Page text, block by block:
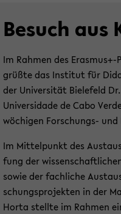
Be­such aus
Im Rah­men des
grüß­te das In­sti­tut für
der Uni­ver­si­tät Bie­le­feld
Uni­ver­sida­de de Cabo
wö­chi­gen Forschungs-​
Im Mit­tel­punkt des
fung der
sowie der fach­li­che
schungs­pro­jek­ten in der
Horta stell­te im Rah­men